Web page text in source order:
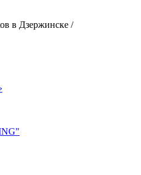
в Дзержинске /